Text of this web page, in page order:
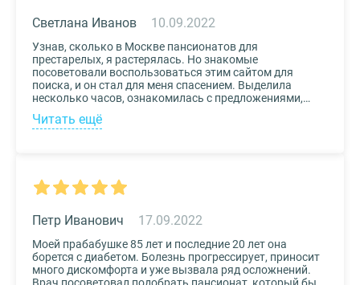
10.09.2022
Светлана Иванов
Узнав, сколько в Москве пансионатов для
престарелых, я растерялась. Но знакомые
посоветовали воспользоваться этим сайтом для
поиска, и он стал для меня спасением. Выделила
несколько часов, ознакомилась с предложениями,
доступными мне по цене и месту расположения и
выбрала два варианта. Связалась с администрацией
Читать ещё
17.09.2022
Петр Иванович
Моей прабабушке 85 лет и последние 20 лет она
борется с диабетом. Болезнь прогрессирует, приносит
много дискомфорта и уже вызвала ряд осложнений.